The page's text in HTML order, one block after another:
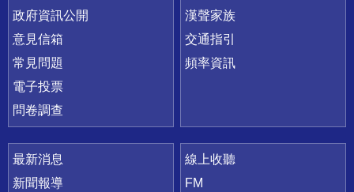
政府資訊公開
意見信箱
常見問題
電子投票
問卷調查
漢聲家族
交通指引
頻率資訊
最新消息
新聞報導
線上收聽
FM